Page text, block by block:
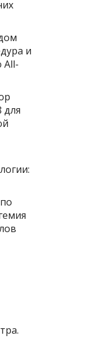
и
All-
для